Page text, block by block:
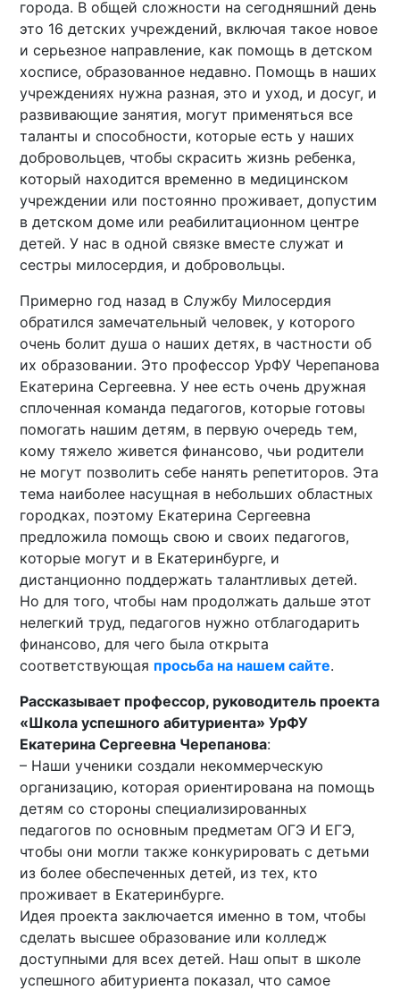
города. В общей сложности на сегодняшний день
это 16 детских учреждений, включая такое новое
и серьезное направление, как помощь в детском
хосписе, образованное недавно. Помощь в наших
учреждениях нужна разная, это и уход, и досуг, и
развивающие занятия, могут применяться все
таланты и способности, которые есть у наших
добровольцев, чтобы скрасить жизнь ребенка,
который находится временно в медицинском
учреждении или постоянно проживает, допустим
в детском доме или реабилитационном центре
детей. У нас в одной связке вместе служат и
сестры милосердия, и добровольцы.
Примерно год назад в Службу Милосердия
обратился замечательный человек, у которого
очень болит душа о наших детях, в частности об
их образовании. Это профессор УрФУ Черепанова
Екатерина Сергеевна. У нее есть очень дружная
сплоченная команда педагогов, которые готовы
помогать нашим детям, в первую очередь тем,
кому тяжело живется финансово, чьи родители
не могут позволить себе нанять репетиторов. Эта
тема наиболее насущная в небольших областных
городках, поэтому Екатерина Сергеевна
предложила помощь свою и своих педагогов,
которые могут и в Екатеринбурге, и
дистанционно поддержать талантливых детей.
Но для того, чтобы нам продолжать дальше этот
нелегкий труд, педагогов нужно отблагодарить
финансово, для чего была открыта
соответствующая просьба на нашем сайте.
Рассказывает профессор, руководитель проекта
«Школа успешного абитуриента» УрФУ
Екатерина Сергеевна Черепанова:
– Наши ученики создали некоммерческую
организацию, которая ориентирована на помощь
детям со стороны специализированных
педагогов по основным предметам ОГЭ И ЕГЭ,
чтобы они могли также конкурировать с детьми
из более обеспеченных детей, из тех, кто
проживает в Екатеринбурге.
Идея проекта заключается именно в том, чтобы
сделать высшее образование или колледж
доступными для всех детей. Наш опыт в школе
успешного абитуриента показал, что самое